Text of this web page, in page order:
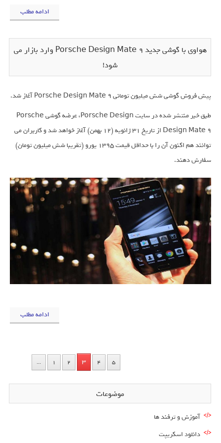
ادامه مطلب
هواوی با گوشی جدید Porsche Design Mate 9 وارد بازار می
شود!
پیش فروش گوشی شش میلیون تومانی Porsche Design Mate 9 آغاز شد.
طبق خبر منتشر شده در سایت Porsche Design، عرضه گوشی Porsche
Design Mate 9 از تاریخ ۳۱ ژانویه (۱۲ بهمن) آغاز خواهد شد و کاربران می
توانند هم اکنون آن را با حداقل قیمت ۱۳۹۵ یورو (تقریبا شش میلیون تومان)
سفارش دهند.
ادامه مطلب
1 2 3 4 5
...
موضوعات
آموزش و ترفند ها
دانلود اسکریپت